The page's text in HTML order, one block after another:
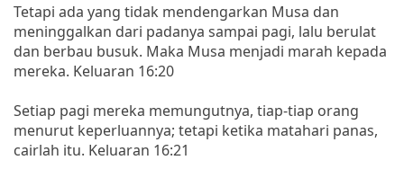
Tetapi ada yang tidak mendengarkan Musa dan
meninggalkan dari padanya sampai pagi, lalu berulat
dan berbau busuk. Maka Musa menjadi marah kepada
mereka. Keluaran 16:20
Setiap pagi mereka memungutnya, tiap-tiap orang
menurut keperluannya; tetapi ketika matahari panas,
cairlah itu. Keluaran 16:21